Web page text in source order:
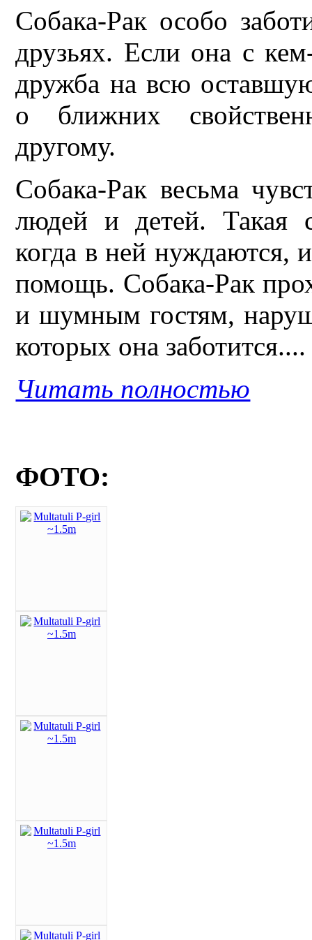
Собака-Рак особо
друзьях. Если она с
дружба на всю
о ближних
другому.
Собака-Рак весьма
людей и детей. Такая
когда в ней нуждаются,
помощь. Собака-Рак
и шумным гостям,
которых она заботится....
Читать полностью
ФОТО: